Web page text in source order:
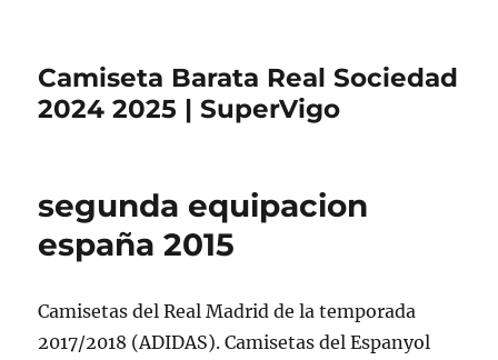
Camiseta Barata Real Sociedad
2024 2025 | SuperVigo
segunda equipacion
españa 2015
Camisetas del Real Madrid de la temporada
2017/2018 (ADIDAS). Camisetas del Espanyol